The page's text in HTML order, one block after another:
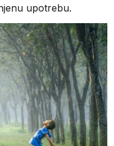
upotrebu.